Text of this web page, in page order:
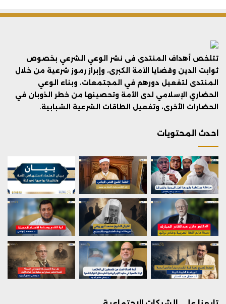
تتلخص أهداف المنتدى فى نشر الوعي الشرعي بخصوص
ثوابت الدين وقضايا الأمة الكبرى، وإبراز رموز شرعية من خلال
المنتدى لتفعيل دورهم في المجتمعات، وبناء الوعي
الحضاري الإسلامي لدى الأمة وتحصينها من خطر الذوبان في
الحضارات الأخرى، وتفعيل الطاقات الشرعية الشبابية.
احدث المحتويات